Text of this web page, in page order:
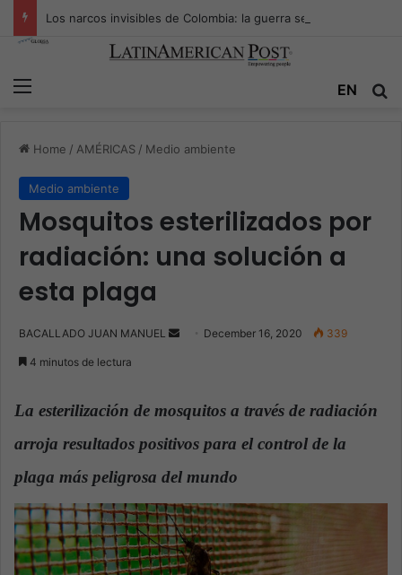
EN
Home / AMÉRICAS / Medio ambiente
Medio ambiente
Mosquitos esterilizados por
radiación: una solución a
esta plaga
BACALLADO JUAN MANUEL
a
n
m
a
i
l
December 16, 2020 339
4 minutos de lectura
La esterilización de mosquitos a través de radiación
arroja resultados positivos para el control de la
plaga más peligrosa del mundo